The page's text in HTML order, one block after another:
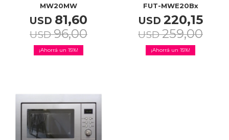
MW20MW
USD 81,60
USD 96,00
15
FUT-MWE20Bx
USD 220,15
USD 259,00
15